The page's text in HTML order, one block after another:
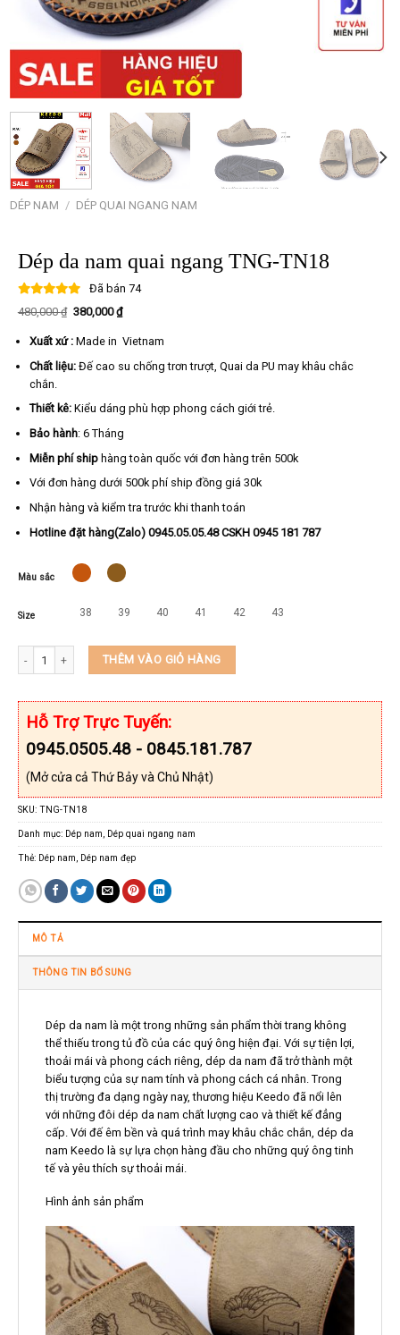
DÉP NAM / DÉP QUAI NGANG NAM
Dép da nam quai ngang TNG-TN18
Đã bán 74
480,000₫ Giá
480,000 ₫.
380,000₫Giá
hiện
là:
Xuất xứ :Made in Vietnam
Chất liệu:Đế cao su chống trơn trượt, Quai da PU may khâu chắc
chắn.
Thiết kê:Kiểu dáng phù hợp phong cách giới trẻ.
Bảo hành: 6 Tháng
Miễn phí shiphàng toàn quốc với đơn hàng trên 500k
Với đơn hàng dưới 500k phí ship đồng giá 30k
Nhận hàng và kiểm tra trước khi thanh toán
Hotline đặt hàng(Zalo) 0945.05.05.48 CSKH 0945 181 787
Màu sắc
Size 38 39 40 41 42 43
Dép da nam quai ngang TNG-TN18 số lượng
THÊM VÀO GIỎ HÀNG
Hỗ Trợ Trực Tuyến:
0945.0505.48 - 0845.181.787
(Mở cửa cả Thứ Bảy và Chủ Nhật)
SKU: TNG-TN18
Danh mục: Dép nam Dép quai ngang nam
Thẻ: Dép nam Dép nam đẹp
MÔ TẢ
THÔNG TIN BỔ SUNG
Dép da nam là một trong những sản phẩm thời trang không
thể thiếu trong tủ đồ của các quý ông hiện đại. Với sự tiện lợi,
thoải mái và phong cách riêng, dép da nam đã trở thành một
biểu tượng của sự nam tính và phong cách cá nhân. Trong
thị trường đa dạng ngày nay, thương hiệu Keedo đã nổi lên
với những đôi dép da nam chất lượng cao và thiết kế đẳng
cấp. Với đế êm bền và quá trình may khâu chắc chắn, dép da
nam Keedo là sự lựa chọn hàng đầu cho những quý ông tinh
tế và yêu thích sự thoải mái.
Hình ảnh sản phẩm